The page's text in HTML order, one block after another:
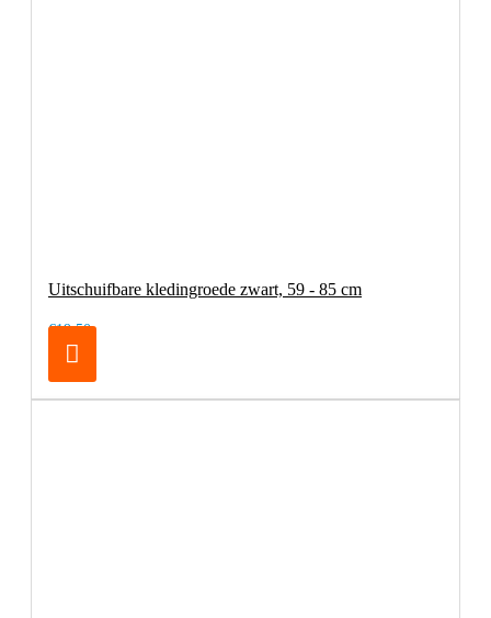
Uitschuifbare kledingroede zwart, 59 - 85 cm
€19,50